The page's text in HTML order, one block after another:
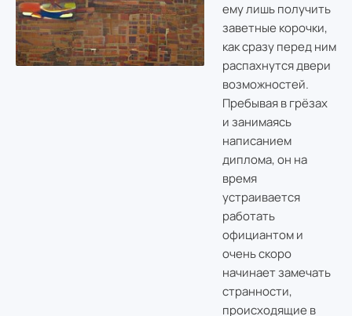
ему лишь получить
заветные корочки,
как сразу перед ним
распахнутся двери
возможностей.
Пребывая в грёзах
и занимаясь
написанием
диплома, он на
время
устраивается
работать
официантом и
очень скоро
начинает замечать
странности,
происходящие в